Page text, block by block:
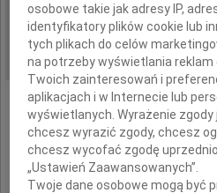
REGION:
DATA EMISJI: 09.07.2011
Z
osobowe takie jak adresy IP,
identyfikatory plików cookie lub
tych plikach do celów
na potrzeby wyświetlania reklam
Twoich zainteresowań i
aplikacjach i w Internecie lub
wyświetlanych. Wyrażenie
chcesz wyrazić zgody, chcesz
chcesz wycofać zgodę
„Ustawień Zaawansowanych”.
Twoje dane osobowe mogą być